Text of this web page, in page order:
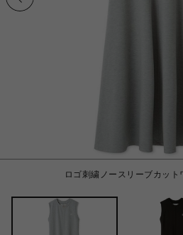
ロゴ刺繍ノースリーブカッ